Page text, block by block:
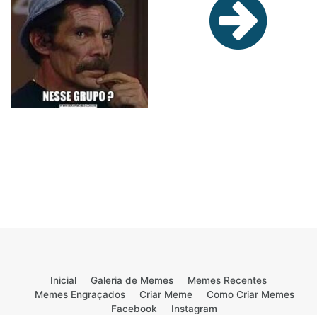
Inicial Galeria de Memes
Memes Recentes
Memes Engraçados
Criar Meme
Como Criar Memes
Facebook
Instagram